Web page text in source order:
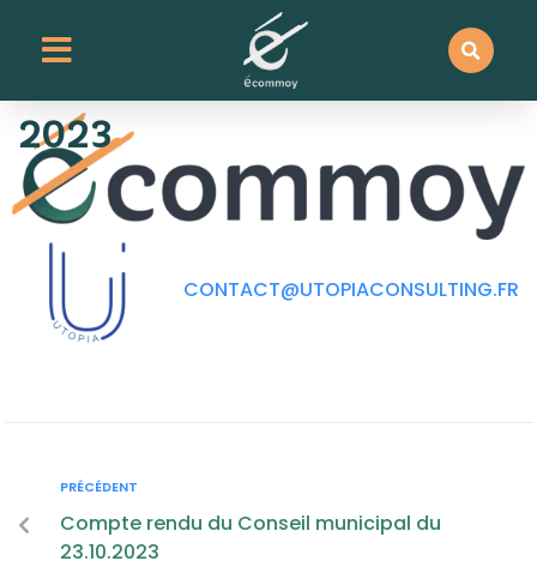
Séance du 27 novembre
2023
CONTACT@UTOPIACONSULTING.FR
PRÉCÉDENT
Compte rendu du Conseil municipal du
23.10.2023